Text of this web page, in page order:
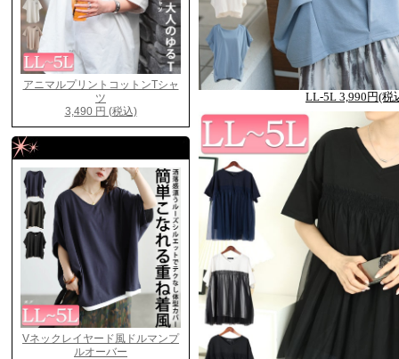
LL-5L 3,990円(税